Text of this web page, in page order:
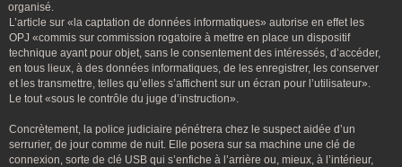
organisé.
L’article sur «la captation de données informatiques» autorise en effet les
OPJ «commis sur commission rogatoire à mettre en place un dispositif
technique ayant pour objet, sans le consentement des intéressés, d’accéder,
en tous lieux, à des données informatiques, de les enregistrer, les conserver
et les transmettre, telles qu’elles s’affichent sur un écran pour l’utilisateur».
Le tout «sous le contrôle du juge d’instruction».
Concrètement, la police judiciaire pénétrera chez le suspect aidée d’un
serrurier, de jour comme de nuit. Elle posera sur sa machine une clé de
connexion, sorte de clé USB qui s’enfiche à l’arrière ou, mieux, à l’intérieur,